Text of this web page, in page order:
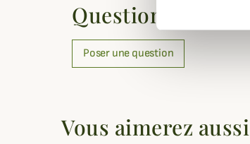
Questions (FAQs)
Poser une question
Vous aimerez aussi